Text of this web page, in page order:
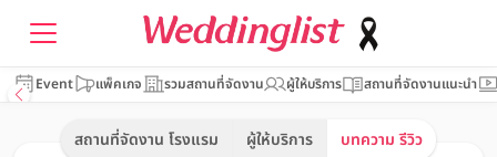
Event แพ็คเกจ รวมสถานที่จัดงาน ผู้ให้บริการ สถานที่จัดงานแนะนำ
สถานที่จัดงาน โรงแรม ผู้ให้บริการ บทความ รีวิว